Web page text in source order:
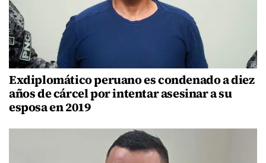
Exdiplomático peruano es condenado a diez
años de cárcel por intentar asesinar a su
esposa en 2019